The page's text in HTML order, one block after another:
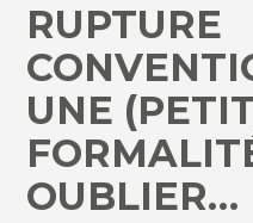
RUPTURE
UNE
OUBLIER…